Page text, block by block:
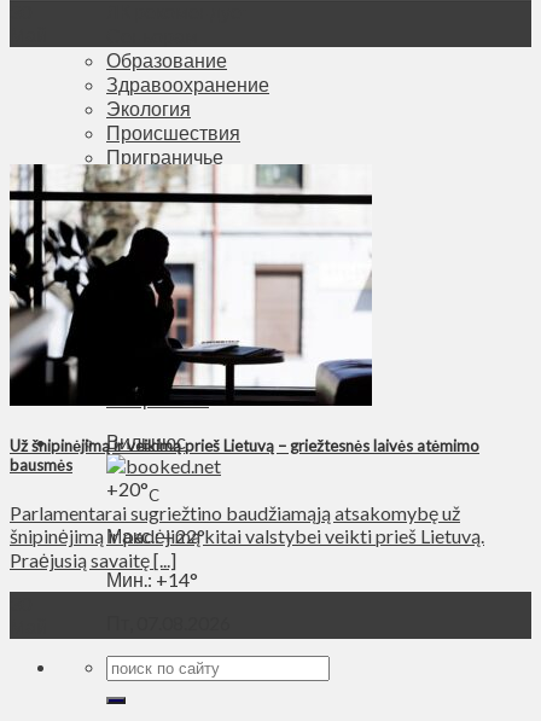
Образование
Здравоохранение
Экология
Происшествия
Приграничье
Деньги
Визиты
Выборы
Агроновости
Едим дома
Ищу семью
Духовное пространство
Технологии
Энергетика
Вильнюс
+20°C
Макс.:+22°
Мин.: +14°
Už šnipinėjimą ir veikimą prieš Lietuvą – griežtesnės laivės atėmimo
bausmės
Parlamentarai sugriežtino baudžiamąją atsakomybę už
šnipinėjimą ir padėjimą kitai valstybei veikti prieš Lietuvą.
Praėjusią savaitę [...]